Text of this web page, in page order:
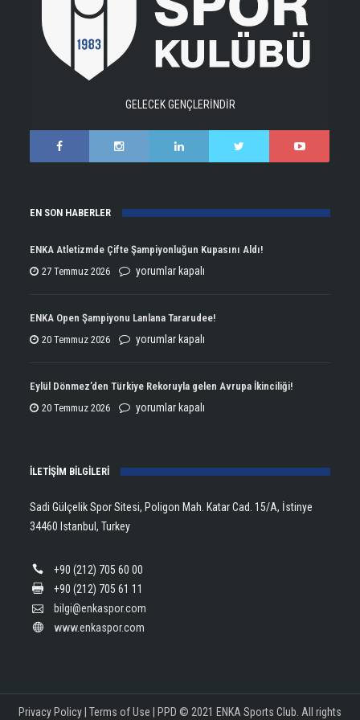
GELECEK GENÇLERİNDİR
EN SON HABERLER
ENKA Atletizmde Çifte Şampiyonluğun Kupasını Aldı!
27 Temmuz 2026
ENKA
Çifte
Şampiyonluğun
yorumlar kapalı
ENKA Open Şampiyonu Lanlana Tararudee!
20 Temmuz 2026
ENKA
Şampiyonu
Lanlana
yorumlar kapalı
Eylül Dönmez’den Türkiye Rekoruyla gelen Avrupa İkinciliği!
20 Temmuz 2026
Eylül
Rekoruyla
Avrupa
yorumlar kapalı
İLETİŞİM BİLGİLERİ
Sadi Gülçelik Spor Sitesi, Poligon Mah. Katar Cad. 15/A, İstinye
34460 Istanbul, Turkey
+90 (212) 705 60 00
+90 (212) 705 61 11
bilgi@enkaspor.com
www.enkaspor.com
Privacy Policy| Terms of Use | PPD © 2021 ENKA Sports Club. All rights